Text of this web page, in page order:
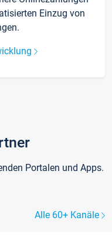
Einzug von
Portalen und Apps.
Alle 60+ Kanäle